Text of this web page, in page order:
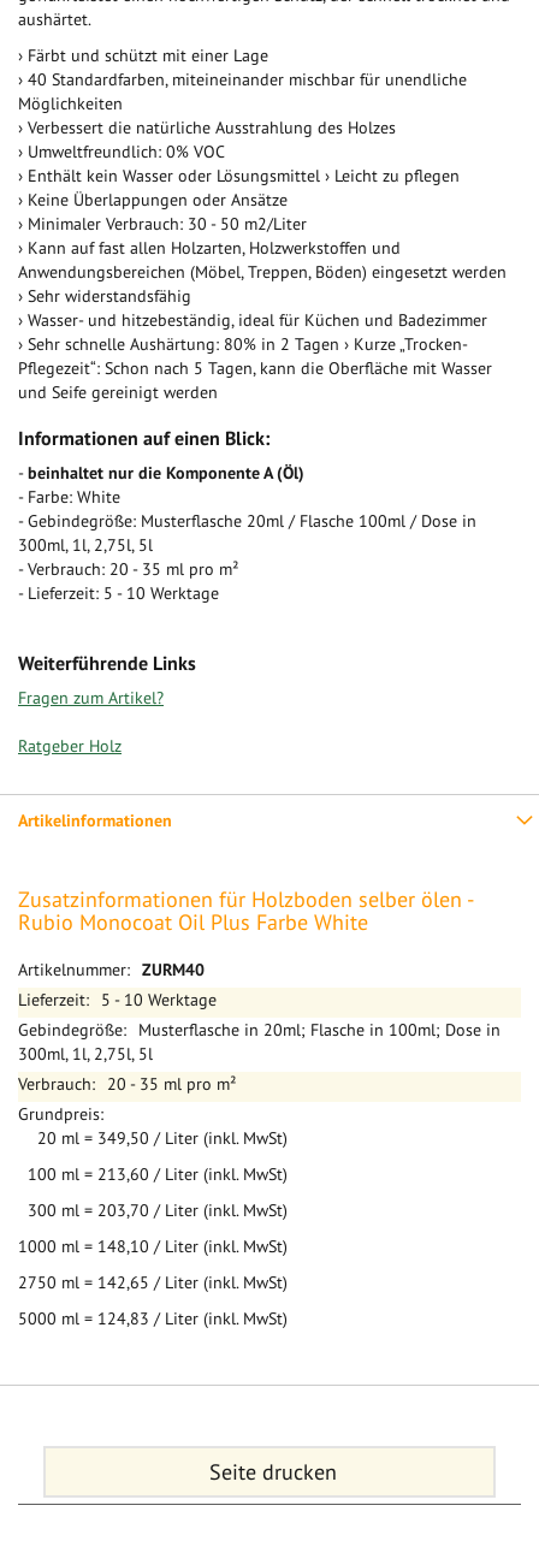
aushärtet.
› Färbt und schützt mit einer Lage
› 40 Standardfarben, miteineinander mischbar für unendliche
Möglichkeiten
› Verbessert die natürliche Ausstrahlung des Holzes
› Umweltfreundlich: 0% VOC
› Enthält kein Wasser oder Lösungsmittel › Leicht zu pflegen
› Keine Überlappungen oder Ansätze
› Minimaler Verbrauch: 30 - 50 m2/Liter
› Kann auf fast allen Holzarten, Holzwerkstoffen und
Anwendungsbereichen (Möbel, Treppen, Böden) eingesetzt werden
› Sehr widerstandsfähig
› Wasser- und hitzebeständig, ideal für Küchen und Badezimmer
› Sehr schnelle Aushärtung: 80% in 2 Tagen › Kurze „Trocken-
Pflegezeit“: Schon nach 5 Tagen, kann die Oberfläche mit Wasser
und Seife gereinigt werden
Informationen auf einen Blick:
-beinhaltet nur die Komponente A (Öl)
- Farbe: White
- Gebindegröße: Musterflasche 20ml / Flasche 100ml / Dose in
300ml, 1l, 2,75l, 5l
- Verbrauch: 20 - 35 ml pro m²
- Lieferzeit: 5 - 10 Werktage
Weiterführende Links
Fragen zum Artikel?
Ratgeber Holz
Artikelinformationen
Zusatzinformationen für Holzboden selber ölen -
Rubio Monocoat Oil Plus Farbe White
Mehr
Informationen
ZURM40
5 - 10 Werktage
Musterflasche in 20ml; Flasche in 100ml; Dose in
300ml, 1l, 2,75l, 5l
20 - 35 ml pro m²
20 ml = 349,50 / Liter (inkl. MwSt)
100 ml = 213,60 / Liter (inkl. MwSt)
300 ml = 203,70 / Liter (inkl. MwSt)
1000 ml = 148,10 / Liter (inkl. MwSt)
2750 ml = 142,65 / Liter (inkl. MwSt)
5000 ml = 124,83 / Liter (inkl. MwSt)
Seite drucken